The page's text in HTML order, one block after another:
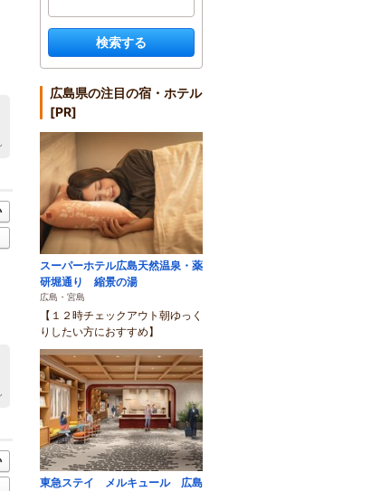
検索する
広島県の注目の宿・ホテル
[PR]
スーパーホテル広島天然温泉・薬
研堀通り 縮景の湯
広島・宮島
【１２時チェックアウト朝ゆっく
りしたい方におすすめ】
東急ステイ メルキュール 広島